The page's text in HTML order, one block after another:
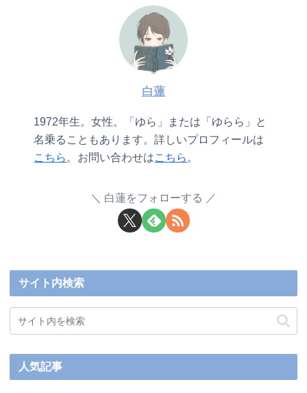
白蓮
1972年生。女性。「ゆら」または「ゆらら」と
名乗ることもあります。詳しいプロフィールは
こちら。お問い合わせはこちら。
白蓮をフォローする
サイト内検索
人気記事